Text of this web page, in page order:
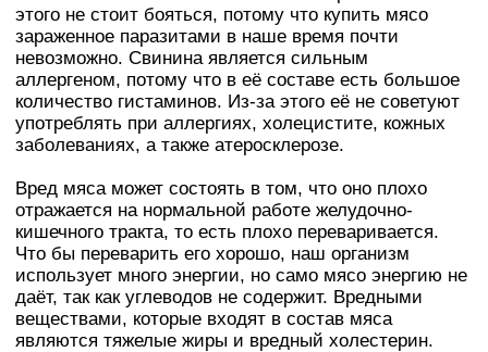
этого не стоит бояться, потому что купить мясо
зараженное паразитами в наше время почти
невозможно. Свинина является сильным
аллергеном, потому что в её составе есть большое
количество гистаминов. Из-за этого её не советуют
употреблять при аллергиях, холецистите, кожных
заболеваниях, а также атеросклерозе.
Вред мяса может состоять в том, что оно плохо
отражается на нормальной работе желудочно-
кишечного тракта, то есть плохо переваривается.
Что бы переварить его хорошо, наш организм
использует много энергии, но само мясо энергию не
даёт, так как углеводов не содержит. Вредными
веществами, которые входят в состав мяса
являются тяжелые жиры и вредный холестерин.